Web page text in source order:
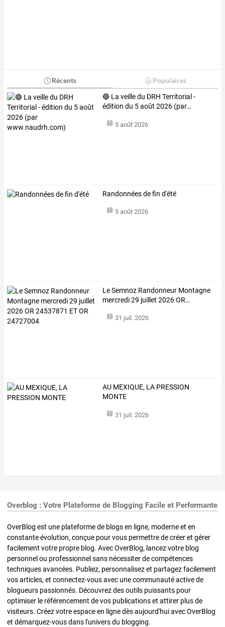
Récents Populaires
🔵 La veilledu DRH Territorial -
édition du 5août 2026 (par…
5 août 2026
Randonnées de fin d'été
5 août 2026
LeSemnoz Randonneur Montagne
mercredi29 juillet 2026OR…
31 juil. 2026
AU MEXIQUE, LA PRESSION
MONTE
31 juil. 2026
Overblog : Votre Plateforme de Blogging Facile et Performante
OverBlog est une plateforme de blogs en ligne, moderne et en
constante évolution, conçue pour vous permettre de créer et gérer
facilement votre propre blog. Avec OverBlog, lancez votre blog
personnel ou professionnel sans nécessiter de compétences
techniques avancées. Publiez, personnalisez et partagez facilement
vos articles, et connectez-vous avec une communauté active de
blogueurs passionnés. Découvrez des outils puissants pour
optimiser le référencement de vos publications et attirer plus de
visiteurs. Créez votre espace en ligne dès aujourd'hui avec OverBlog
et démarquez-vous dans l'univers du blogging.